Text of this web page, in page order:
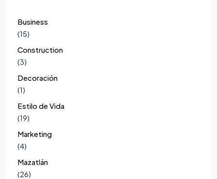
Business
(15)
Construction
(3)
Decoración
(1)
Estilo de Vida
(19)
Marketing
(4)
Mazatlán
(26)